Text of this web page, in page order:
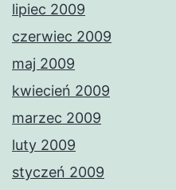
lipiec 2009
czerwiec 2009
maj 2009
kwiecień 2009
marzec 2009
luty 2009
styczeń 2009